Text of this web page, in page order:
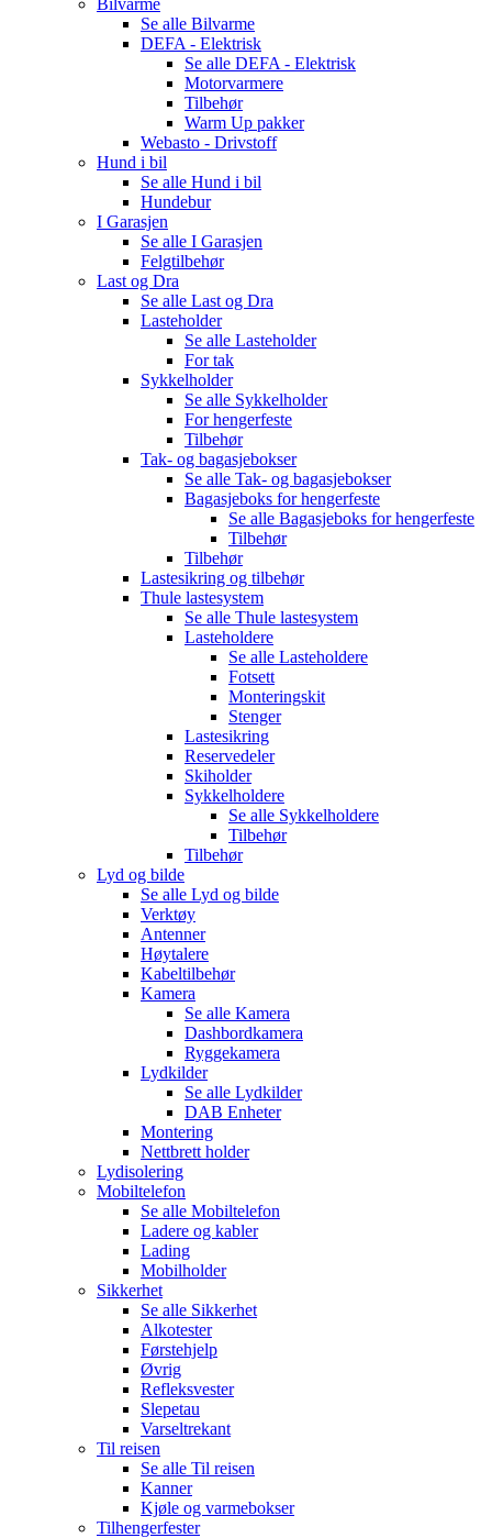
Se alle Bilvarme
DEFA - Elektrisk
Se alle DEFA - Elektrisk
Motorvarmere
Tilbehør
Warm Up pakker
Webasto - Drivstoff
Hund i bil
Se alle Hund i bil
Hundebur
I Garasjen
Se alle I Garasjen
Felgtilbehør
Last og Dra
Se alle Last og Dra
Lasteholder
Se alle Lasteholder
For tak
Sykkelholder
Se alle Sykkelholder
For hengerfeste
Tilbehør
Tak- og bagasjebokser
Se alle Tak- og bagasjebokser
Bagasjeboks for hengerfeste
Se alle Bagasjeboks for hengerfeste
Tilbehør
Tilbehør
Lastesikring og tilbehør
Thule lastesystem
Se alle Thule lastesystem
Lasteholdere
Se alle Lasteholdere
Fotsett
Monteringskit
Stenger
Lastesikring
Reservedeler
Skiholder
Sykkelholdere
Se alle Sykkelholdere
Tilbehør
Tilbehør
Lyd og bilde
Se alle Lyd og bilde
Verktøy
Antenner
Høytalere
Kabeltilbehør
Kamera
Se alle Kamera
Dashbordkamera
Ryggekamera
Lydkilder
Se alle Lydkilder
DAB Enheter
Montering
Nettbrett holder
Lydisolering
Mobiltelefon
Se alle Mobiltelefon
Ladere og kabler
Lading
Mobilholder
Sikkerhet
Se alle Sikkerhet
Alkotester
Førstehjelp
Øvrig
Refleksvester
Slepetau
Varseltrekant
Til reisen
Se alle Til reisen
Kanner
Kjøle og varmebokser
Tilhengerfester